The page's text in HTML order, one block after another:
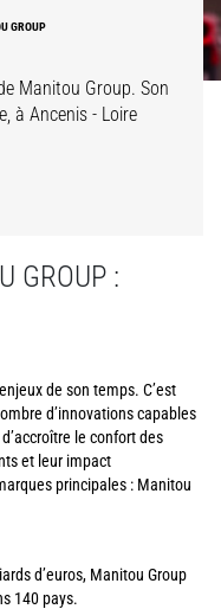
GROUP
Manitou Group. Son
à Ancenis - Loire
GROUP :
de son temps. C’est
d’innovations capables
le confort des
et leur impact
principales : Manitou
d’euros, Manitou Group
140 pays.